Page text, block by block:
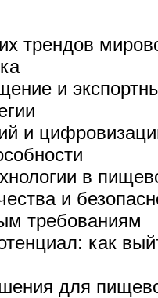
трендов
и
и
в
и
требованиям
как
для